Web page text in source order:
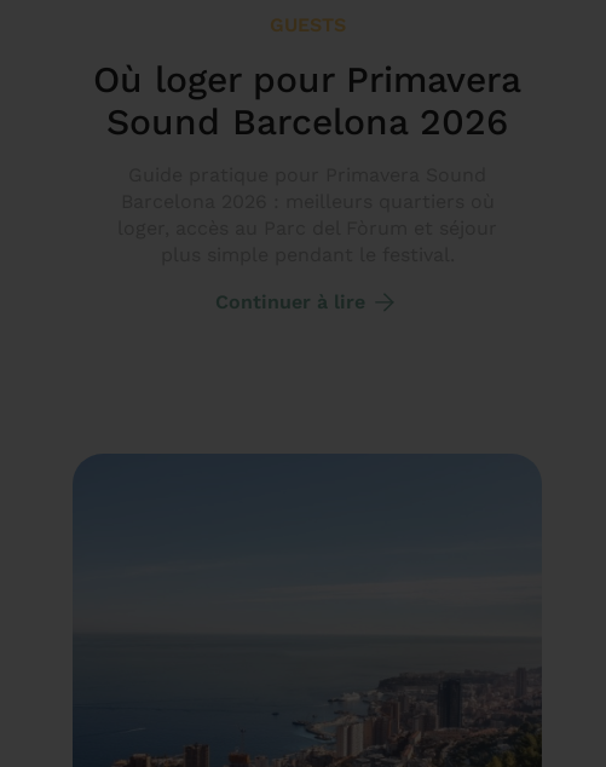
GUESTS
Où loger pour Primavera
Sound Barcelona 2026
Continuer à lire